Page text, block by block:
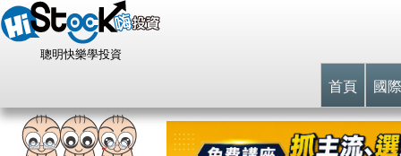
聰明快樂學投資
首頁 國